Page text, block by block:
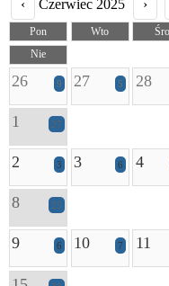
‹
Czerwiec 2025 ›
Pon Wto Śro
Nie
26 9 27 5 28
1 27
2 3 3 6 4
8 25
9 6 10 7 11